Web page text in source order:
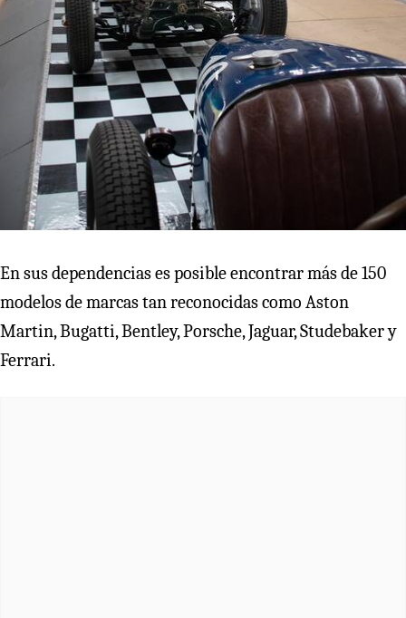
En sus dependencias es posible encontrar más de 150
modelos de marcas tan reconocidas como Aston
Martin, Bugatti, Bentley, Porsche, Jaguar, Studebaker y
Ferrari.